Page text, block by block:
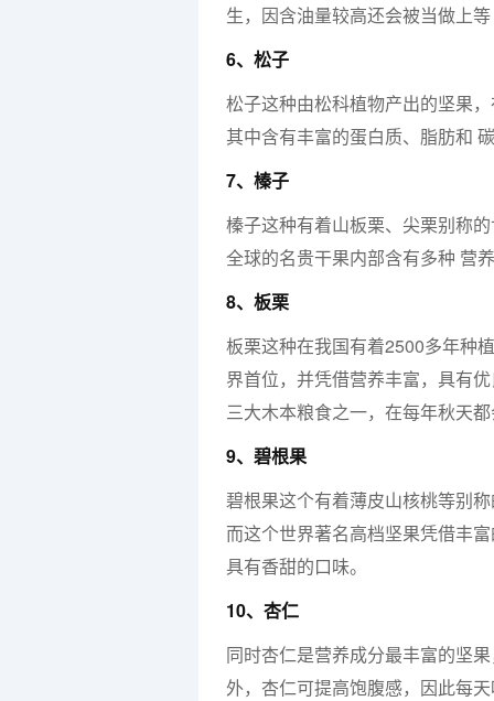
生，因含油量较高还会被当做上
6、松子
松子这种由松科植物产出的坚果
其中含有丰富的蛋白质、脂肪和
7、榛子
榛子这种有着山板栗、尖栗别称
全球的名贵干果内部含有多种 营
8、板栗
板栗这种在我国有着2500多年种
界首位，并凭借营养丰富，具有
三大木本粮食之一，在每年秋天
9、碧根果
碧根果这个有着薄皮山核桃等别
而这个世界著名高档坚果凭借丰
具有香甜的口味。
10、杏仁
同时杏仁是营养成分最丰富的坚
外，杏仁可提高饱腹感，因此每